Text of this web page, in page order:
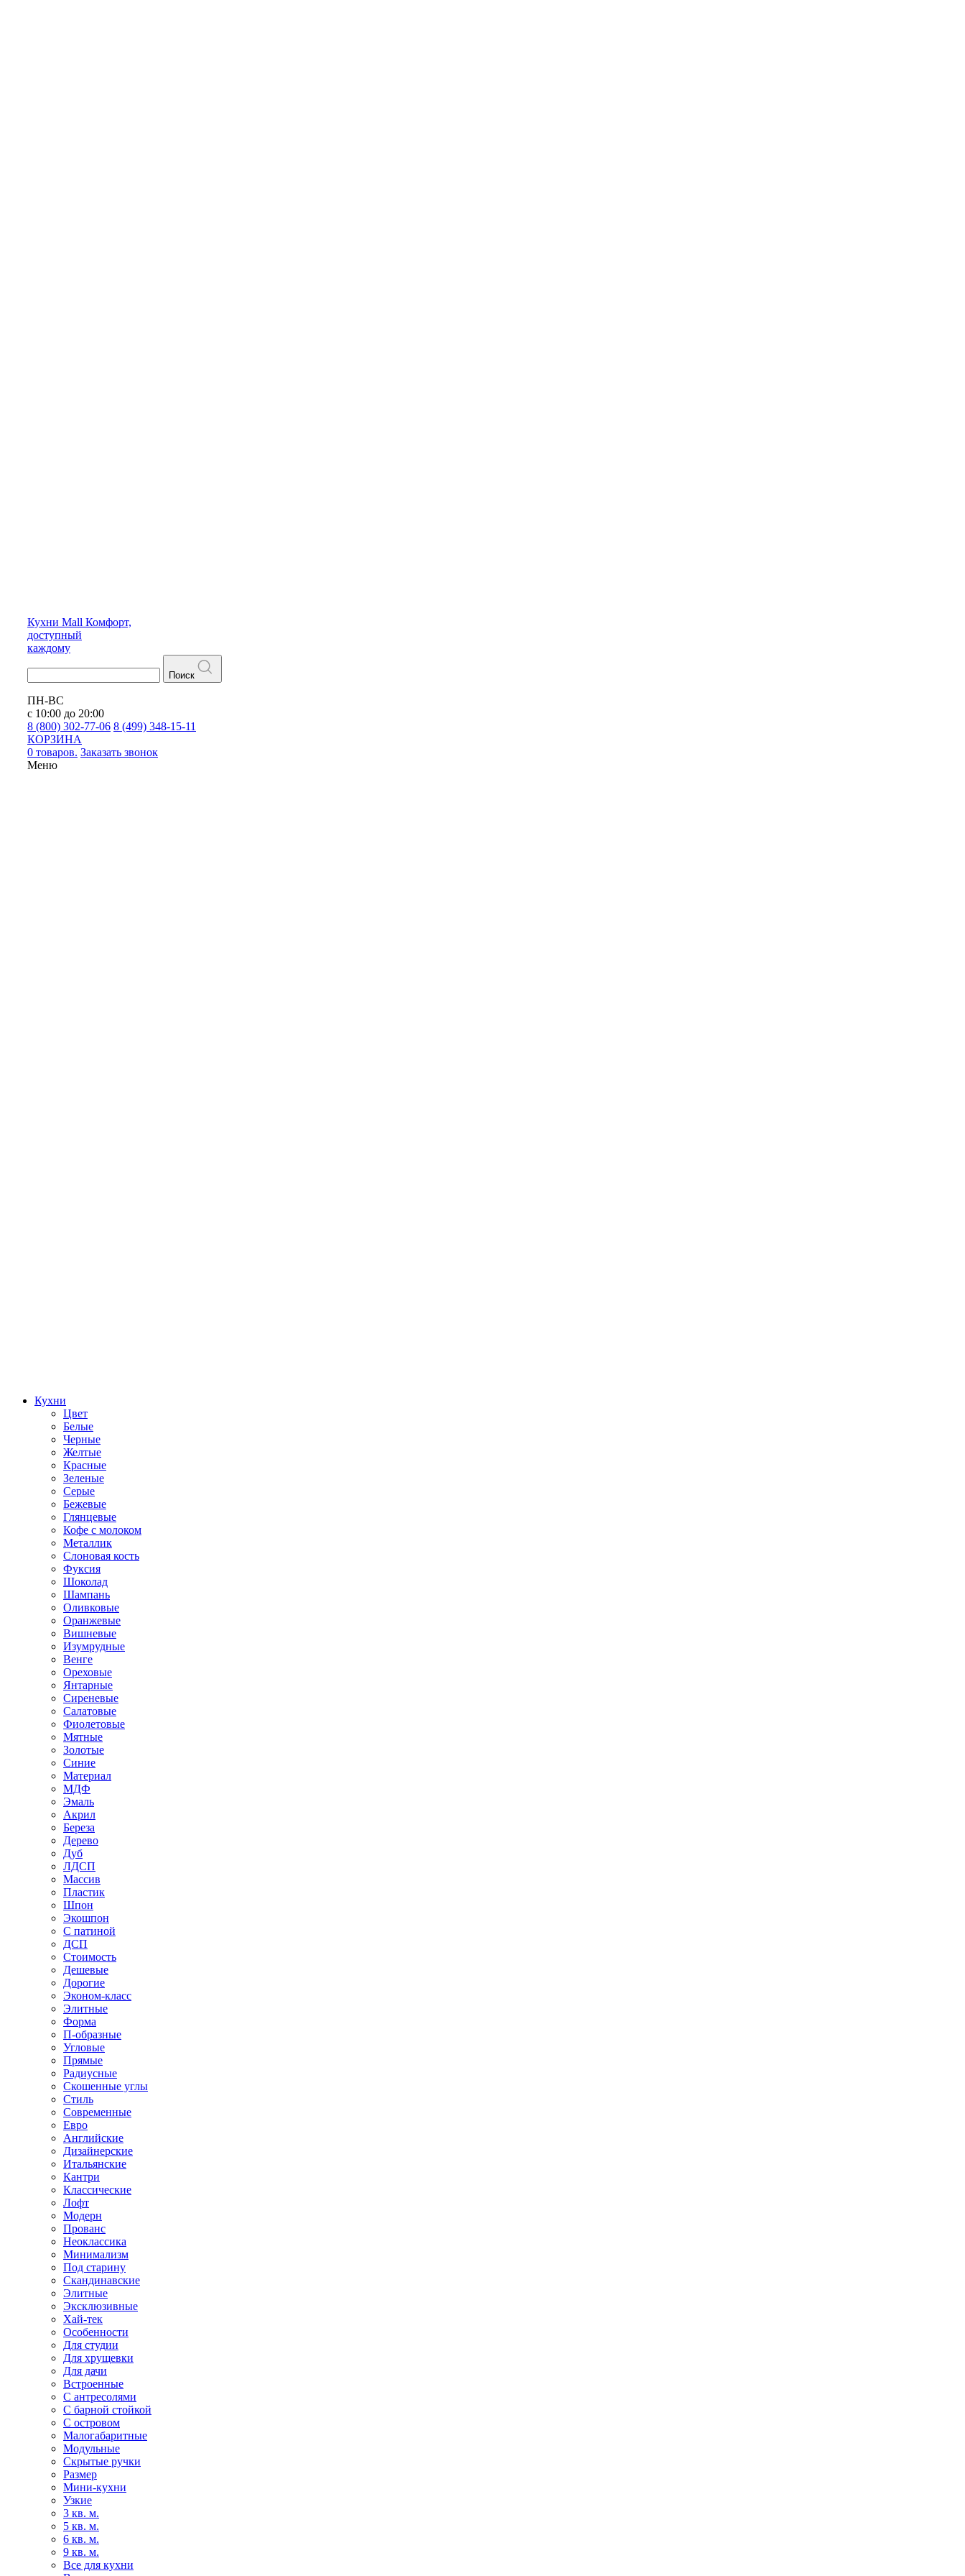
Кухни Mall Комфорт,
доступный
каждому
Поиск
ПН-ВС
с 10:00 до 20:00
8 (800) 302-77-06 8 (499) 348-15-11
КОРЗИНА
0 товаров. Заказать звонок
Меню
Кухни
Цвет
Белые
Черные
Желтые
Красные
Зеленые
Серые
Бежевые
Глянцевые
Кофе с молоком
Металлик
Слоновая кость
Фуксия
Шоколад
Шампань
Оливковые
Оранжевые
Вишневые
Изумрудные
Венге
Ореховые
Янтарные
Сиреневые
Салатовые
Фиолетовые
Мятные
Золотые
Синие
Материал
МДФ
Эмаль
Акрил
Береза
Дерево
Дуб
ЛДСП
Массив
Пластик
Шпон
Экошпон
С патиной
ДСП
Стоимость
Дешевые
Дорогие
Эконом-класс
Элитные
Форма
П-образные
Угловые
Прямые
Радиусные
Скошенные углы
Стиль
Современные
Евро
Английские
Дизайнерские
Итальянские
Кантри
Классические
Лофт
Модерн
Прованс
Неоклассика
Минимализм
Под старину
Скандинавские
Элитные
Эксклюзивные
Хай-тек
Особенности
Для студии
Для хрущевки
Для дачи
Встроенные
С антресолями
С барной стойкой
С островом
Малогабаритные
Модульные
Скрытые ручки
Размер
Мини-кухни
Узкие
3 кв. м.
5 кв. м.
6 кв. м.
9 кв. м.
Все для кухни